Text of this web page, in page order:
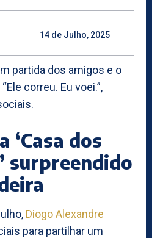
14 de Julho, 2025
partida dos amigos e o
correu. Eu voei.”,
‘Casa dos
surpreendido
Diogo Alexandre
para partilhar um